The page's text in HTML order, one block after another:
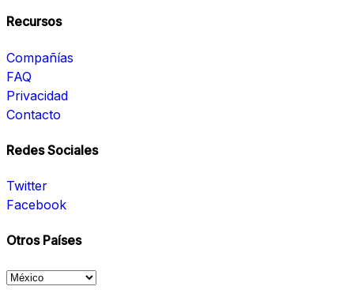
Recursos
Compañías
FAQ
Privacidad
Contacto
Redes Sociales
Twitter
Facebook
Otros Países